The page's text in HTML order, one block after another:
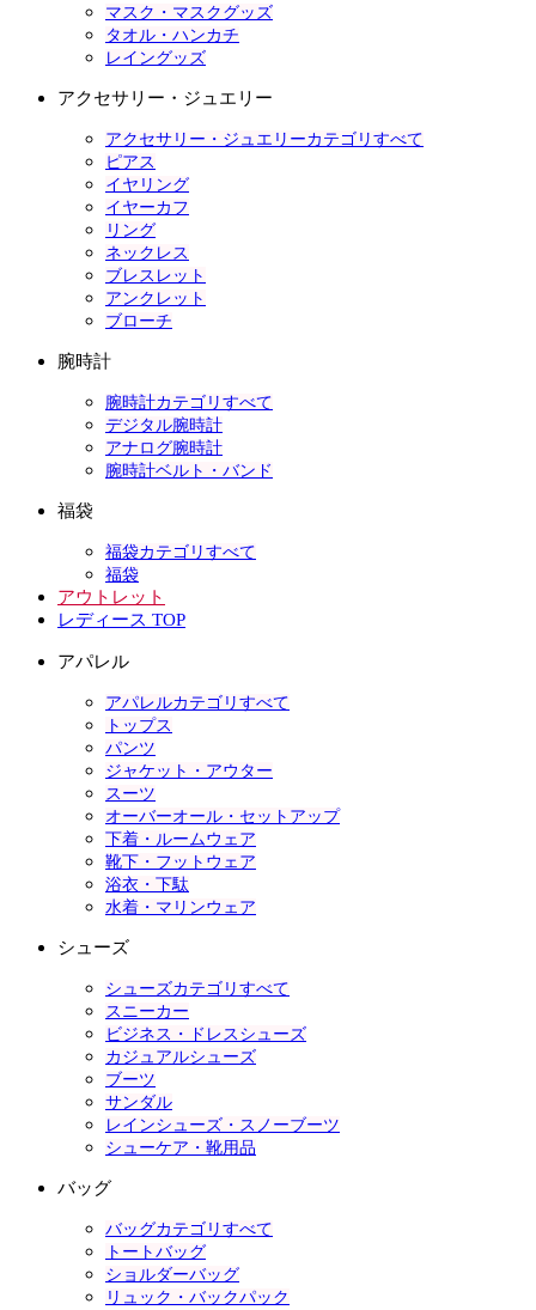
マスク・マスクグッズ
タオル・ハンカチ
レイングッズ
アクセサリー・ジュエリー
アクセサリー・ジュエリーカテゴリすべて
ピアス
イヤリング
イヤーカフ
リング
ネックレス
ブレスレット
アンクレット
ブローチ
腕時計
腕時計カテゴリすべて
デジタル腕時計
アナログ腕時計
腕時計ベルト・バンド
福袋
福袋カテゴリすべて
福袋
アウトレット
レディース TOP
アパレル
アパレルカテゴリすべて
トップス
パンツ
ジャケット・アウター
スーツ
オーバーオール・セットアップ
下着・ルームウェア
靴下・フットウェア
浴衣・下駄
水着・マリンウェア
シューズ
シューズカテゴリすべて
スニーカー
ビジネス・ドレスシューズ
カジュアルシューズ
ブーツ
サンダル
レインシューズ・スノーブーツ
シューケア・靴用品
バッグ
バッグカテゴリすべて
トートバッグ
ショルダーバッグ
リュック・バックパック